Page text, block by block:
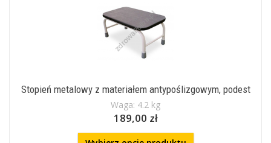
Stopień metalowy z materiałem antypoślizgowym, podest
Waga: 4.2 kg
189,00 zł